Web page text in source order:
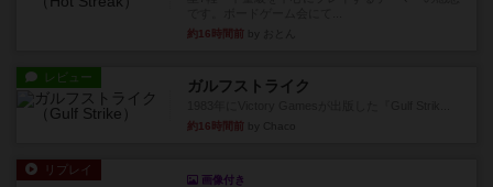
約16時間前
レビュー ガルフストライク
約16時間前
リプレイ
画像付き